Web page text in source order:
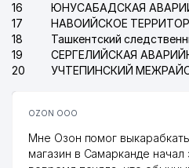
16
17
18
19
20
OZON ООО
Мне Озон помог
магазин в Самарканде начал